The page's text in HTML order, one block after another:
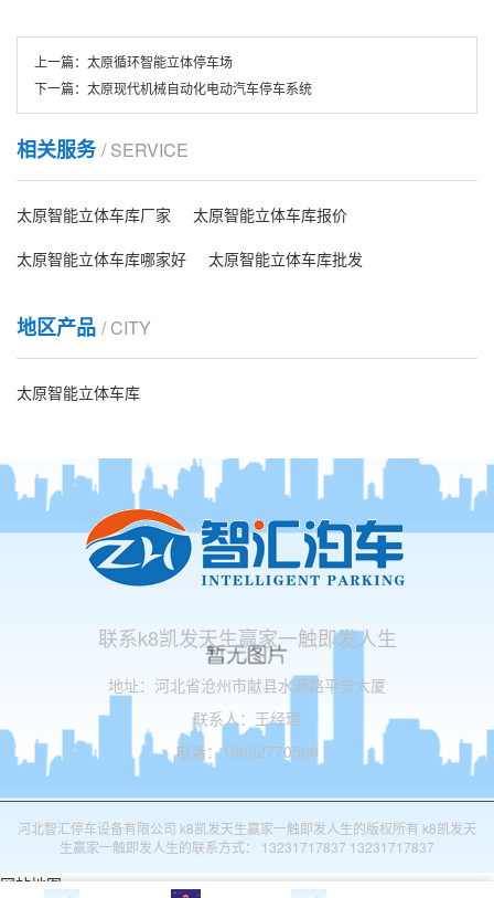
上一篇： 太原循环智能立体停车场
下一篇： 太原现代机械自动化电动汽车停车系统
相关服务/ SERVICE
太原智能立体车库厂家
太原智能立体车库报价
太原智能立体车库哪家好
太原智能立体车库批发
地区产品 / CITY
太原智能立体车库
联系k8凯发天生赢家一触即发人生
地址：河北省沧州市献县水源路平安大厦
联系人：王经理
电话：18632770566
河北智汇停车设备有限公司 k8凯发天生赢家一触即发人生的版权所有 k8凯发天
生赢家一触即发人生的联系方式： 13231717837 13231717837
网站地图